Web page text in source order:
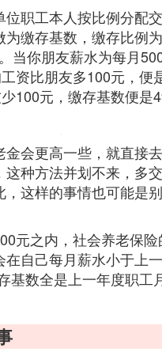
职工本人按比例分配
缴存基数，缴存比例
当你朋友薪水为每月
资比朋友多100元，便
100元，缴存基数便是
会更高一些，就直接
种方法并划不来，多
这样的事情也可能是
元之内，社会养老保
自己每月薪水小于上
基数全是上一年度职工